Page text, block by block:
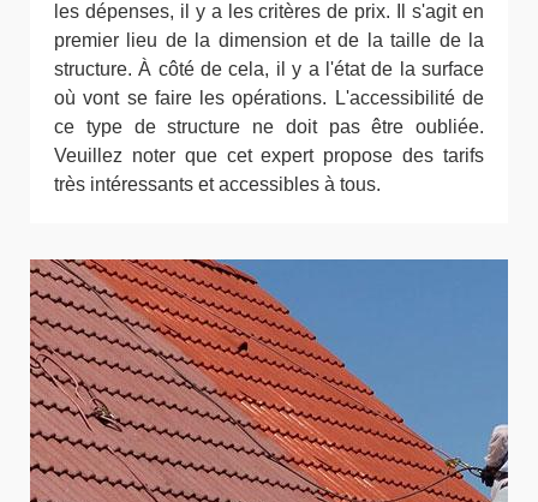
les dépenses, il y a les critères de prix. Il s'agit en
premier lieu de la dimension et de la taille de la
structure. À côté de cela, il y a l'état de la surface
où vont se faire les opérations. L'accessibilité de
ce type de structure ne doit pas être oubliée.
Veuillez noter que cet expert propose des tarifs
très intéressants et accessibles à tous.